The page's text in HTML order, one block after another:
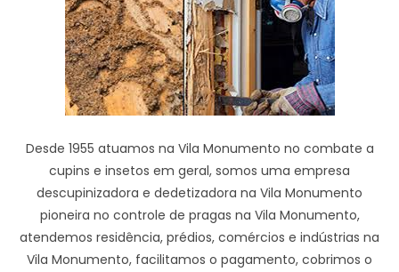
Desde 1955 atuamos na Vila Monumento no combate a
cupins e insetos em geral, somos uma empresa
descupinizadora e dedetizadora na Vila Monumento
pioneira no controle de pragas na Vila Monumento,
atendemos residência, prédios, comércios e indústrias na
Vila Monumento, facilitamos o pagamento, cobrimos o